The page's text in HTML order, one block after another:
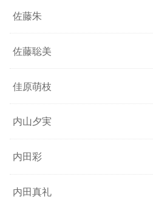
佐藤朱
佐藤聡美
佳原萌枝
内山夕実
内田彩
内田真礼